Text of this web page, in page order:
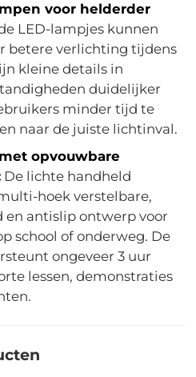
voor helderder
LED-lampjes kunnen
betere verlichting tijdens
kleine details in
duidelijker
minder tijd te
naar de juiste lichtinval.
opvouwbare
De lichte handheld
hoek verstelbare,
en antislip ontwerp voor
school of onderweg. De
ongeveer 3 uur
lessen, demonstraties